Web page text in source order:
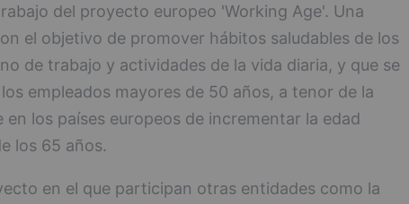
del proyecto europeo 'Working Age'. Una
el objetivo de promover hábitos saludables de los
de trabajo y actividades de la vida diaria, y que se
empleados mayores de 50 años, a tenor de la
en los países europeos de incrementar la edad
los 65 años.
en el que participan otras entidades como la